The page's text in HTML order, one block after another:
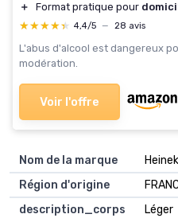
＋
Format pratique pour
★★★★★
★★★★★ 4,4/5 — 28 avis
L'abus d'alcool est dangereux
modération.
Voir l'offre
Nom de la marque
Région d'origine
description_corps
Léger